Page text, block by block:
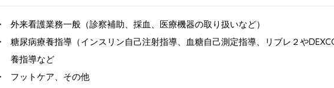
外来看護業務一般（診察補助、採血、医療機器の取り扱いなど）
糖尿病療養指導（インスリン自己注射指導、血糖自己測定指導、リブレ２や
養指導など
フットケア、その他